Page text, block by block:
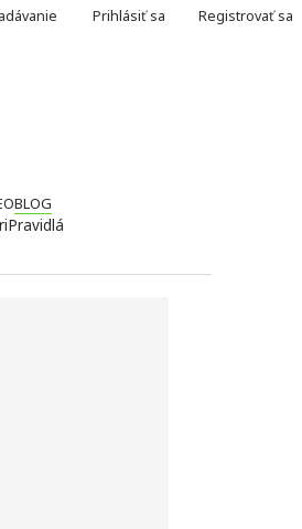
Prihlásiť sa Registrovať sa
BLOG
Pravidlá